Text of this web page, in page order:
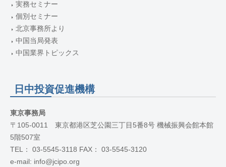
実務セミナー
個別セミナー
北京事務所より
中国当局発表
中国業界トピックス
日中投資促進機構
東京事務局
〒105-0011 東京都港区芝公園三丁目5番8号 機械振興会館本館
5階507室
TEL： 03-5545-3118 FAX： 03-5545-3120
e-mail: info@jcipo.org